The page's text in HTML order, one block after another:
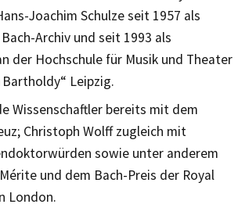
Joachim Schulze seit 1957 als
Archiv und seit 1993 als
der Hochschule für Musik und Theater
Leipzig.
Wissenschaftler bereits mit dem
Christoph Wolff zugleich mit
sowie unter anderem
und dem Bach-Preis der Royal
London.